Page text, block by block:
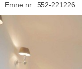
Emne nr.: 552-221226